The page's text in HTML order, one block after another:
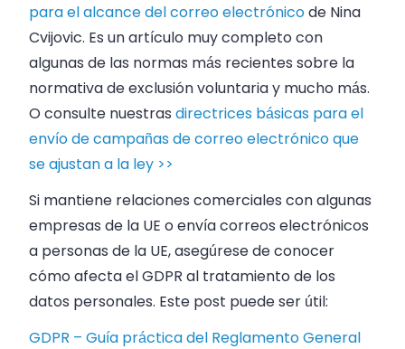
para el alcance del correo electrónicode Nina
Cvijovic. Es un artículo muy completo con
algunas de las normas más recientes sobre la
normativa de exclusión voluntaria y mucho más.
O consulte nuestras directrices básicas para el
envío de campañas de correo electrónico que
se ajustan a la ley >>
Si mantiene relaciones comerciales con algunas
empresas de la UE o envía correos electrónicos
a personas de la UE, asegúrese de conocer
cómo afecta el GDPR al tratamiento de los
datos personales. Este post puede ser útil:
GDPR – Guía práctica del Reglamento General